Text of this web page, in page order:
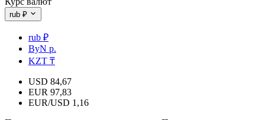
rub ₽
rub ₽
ByN р.
KZT ₸
USD 84,67
EUR 97,83
EUR/USD 1,16